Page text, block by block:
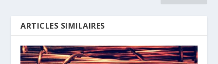
ARTICLES SIMILAIRES